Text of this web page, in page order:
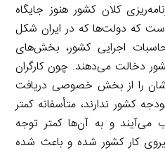
کلان کشور هنوز جایگاه
که دولت‌ها که در ایران شکل
اجرایی کشور، بخش‌های
دخالت می‌دهند. چون کارگران
را از بخش خصوصی دریافت
کشور ندارند، متأسفانه کمتر
و به آن‌ها کمتر توجه
کار کشور شده و باعث شده